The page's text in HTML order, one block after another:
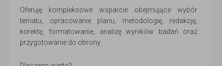
Oferuję kompleksowe wsparcie obejmujące wybór
tematu, opracowanie planu, metodologię, redakcję,
korektę, formatowanie, analizę wyników badań oraz
przygotowanie do obrony.